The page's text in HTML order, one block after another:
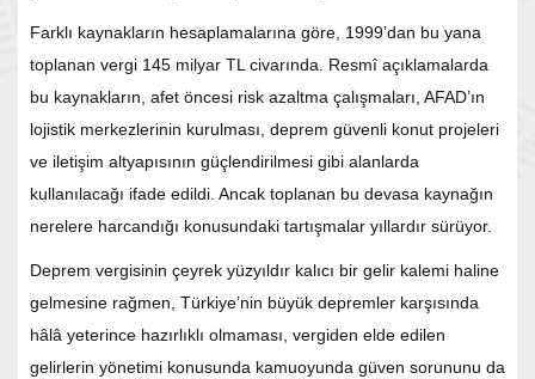
Farklı kaynakların hesaplamalarına göre, 1999’dan bu yana
toplanan vergi 145 milyar TL civarında. Resmî açıklamalarda
bu kaynakların, afet öncesi risk azaltma çalışmaları, AFAD’ın
lojistik merkezlerinin kurulması, deprem güvenli konut projeleri
ve iletişim altyapısının güçlendirilmesi gibi alanlarda
kullanılacağı ifade edildi. Ancak toplanan bu devasa kaynağın
nerelere harcandığı konusundaki tartışmalar yıllardır sürüyor.
Deprem vergisinin çeyrek yüzyıldır kalıcı bir gelir kalemi haline
gelmesine rağmen, Türkiye’nin büyük depremler karşısında
hâlâ yeterince hazırlıklı olmaması, vergiden elde edilen
gelirlerin yönetimi konusunda kamuoyunda güven sorununu da